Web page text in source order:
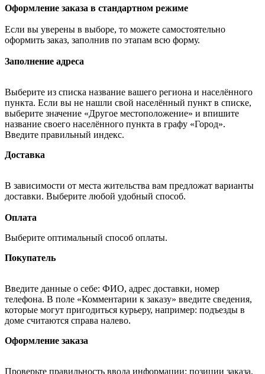
Оформление заказа в стандартном режиме
Если вы уверены в выборе, то можете самостоятельно
оформить заказ, заполнив по этапам всю форму.
Заполнение адреса
Выберите из списка название вашего региона и населённого
пункта. Если вы не нашли свой населённый пункт в списке,
выберите значение «Другое местоположение» и впишите
название своего населённого пункта в графу «Город».
Введите правильный индекс.
Доставка
В зависимости от места жительства вам предложат варианты
доставки. Выберите любой удобный способ.
Оплата
Выберите оптимальный способ оплаты.
Покупатель
Введите данные о себе: ФИО, адрес доставки, номер
телефона. В поле «Комментарии к заказу» введите сведения,
которые могут пригодиться курьеру, например: подъезды в
доме считаются справа налево.
Оформление заказа
Проверьте правильность ввода информации: позиции заказа,